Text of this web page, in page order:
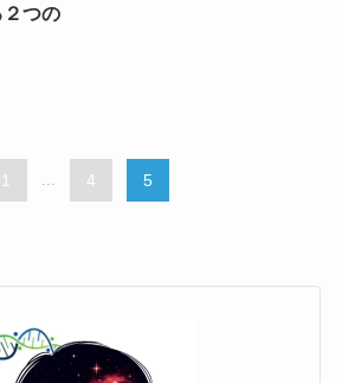
２つの
1 ... 4 5